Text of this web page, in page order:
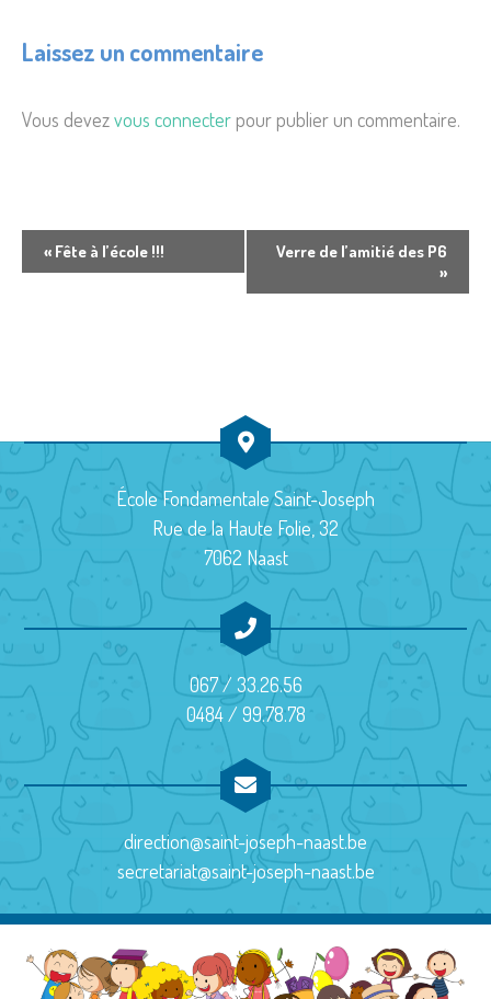
Laissez un commentaire
Vous devezvous connecter pour publier un commentaire.
N
a
a
t
i
o
n
É
v
è
e
m
e
n
t
« Fête à l’école !!!
Verre de l’amitié des P6
»
École Fondamentale Saint-Joseph
Rue de la Haute Folie, 32
7062 Naast
067 / 33.26.56
0484 / 99.78.78
direction@saint-joseph-naast.be
secretariat@saint-joseph-naast.be